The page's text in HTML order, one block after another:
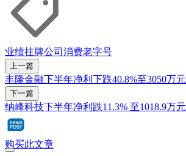
业绩挂牌公司 消费老字号
上一篇
丰隆金融下半年净利下跌40.8%至3050万元
下一篇
纳峰科技下半年净利跌11.3% 至1018.9万元
购买此文章